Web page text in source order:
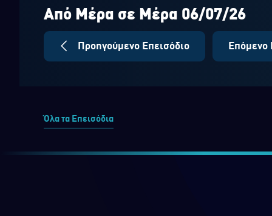
Από Μέρα σε Μέρα 06/07/26
Προηγούμενο Επεισόδιο Επόμενο
Όλα τα Επεισόδια